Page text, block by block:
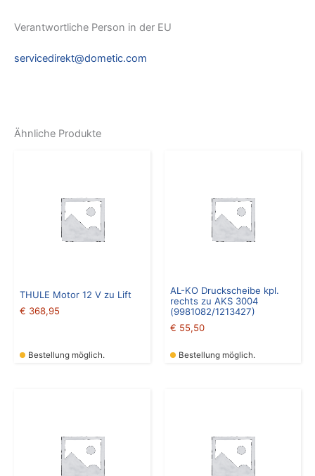
Verantwortliche Person in der EU
servicedirekt@dometic.com
Ähnliche Produkte
THULE Motor 12 V zu Lift
€ 368,95
Bestellung möglich.
AL-KO Druckscheibe kpl.
rechts zu AKS 3004
(9981082/1213427)
€ 55,50
Bestellung möglich.